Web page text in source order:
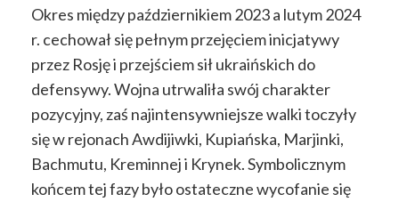
Okres między październikiem 2023 a lutym 2024
r. cechował się pełnym przejęciem inicjatywy
przez Rosję i przejściem sił ukraińskich do
defensywy. Wojna utrwaliła swój charakter
pozycyjny, zaś najintensywniejsze walki toczyły
się w rejonach Awdijiwki, Kupiańska, Marjinki,
Bachmutu, Kreminnej i Krynek. Symbolicznym
końcem tej fazy było ostateczne wycofanie się